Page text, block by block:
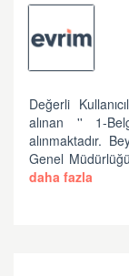
Değerli
alınan '' 1-
alınmaktadır.
Genel
daha fazla